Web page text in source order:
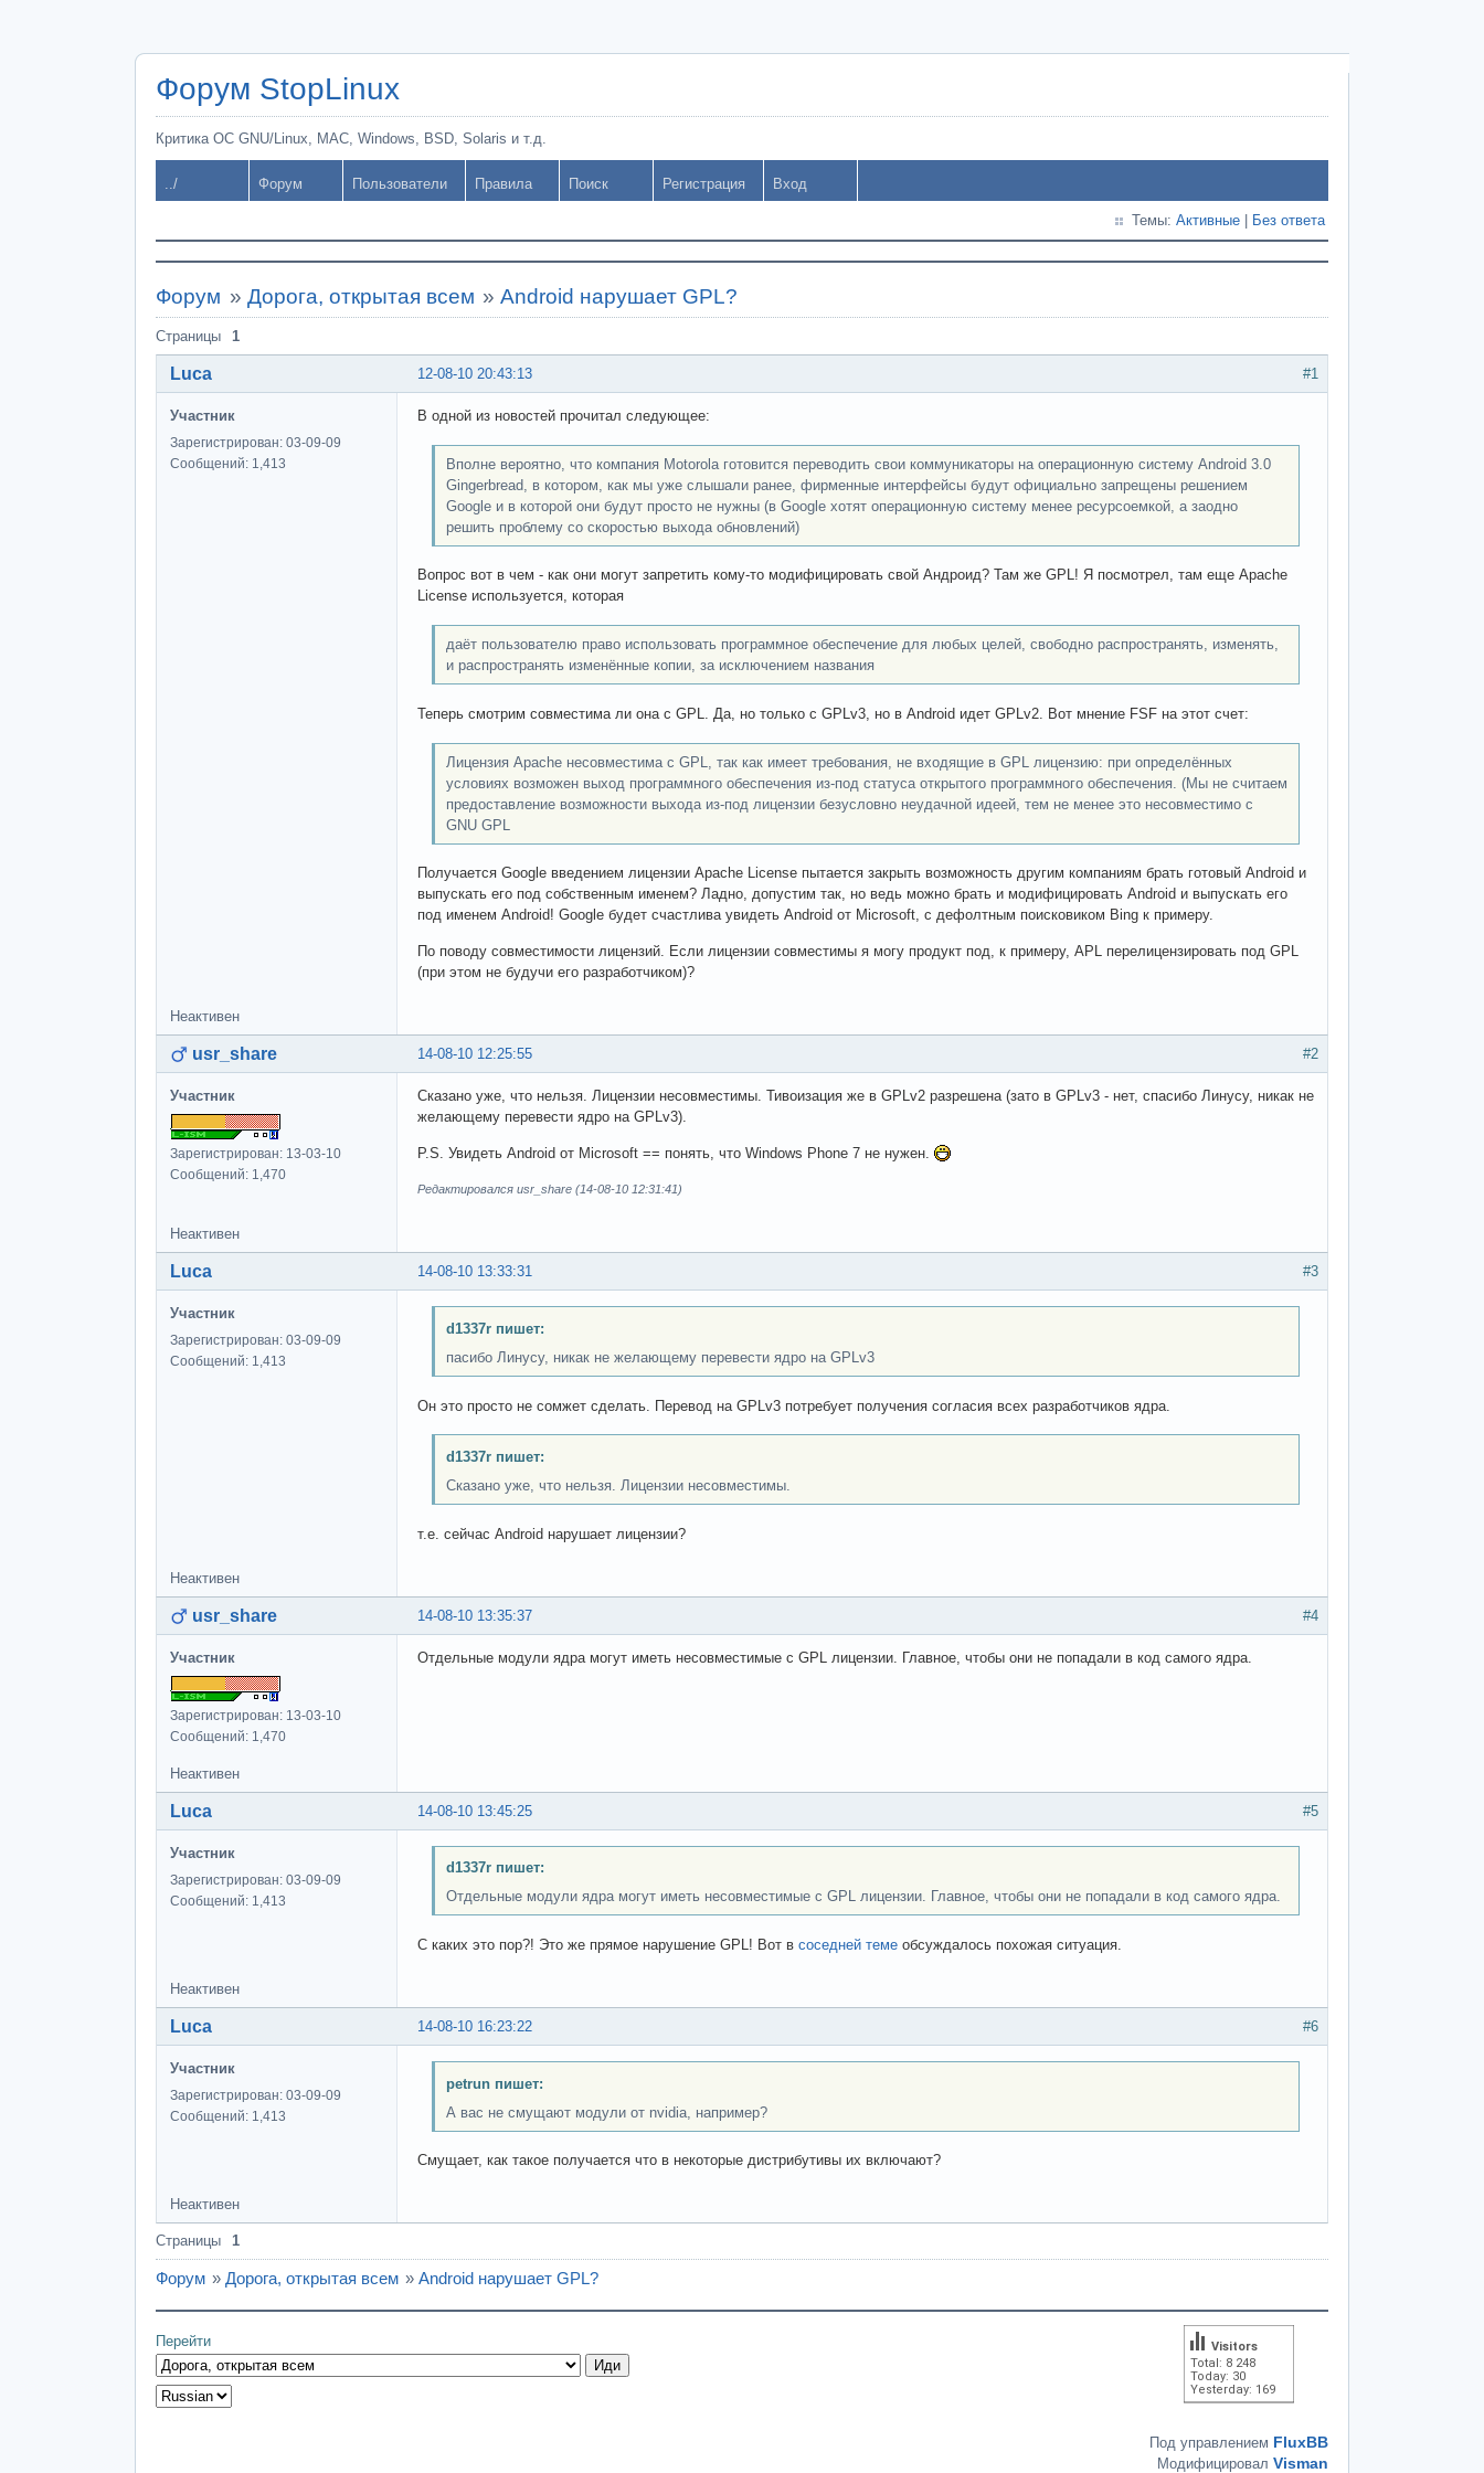
Форум StopLinux
Критика ОС GNU/Linux, MAC, Windows, BSD, Solaris и т.д.
../ Форум Пользователи Правила Поиск Регистрация Вход
Темы: Активные Без ответа
Форум » Дорога, открытая всем »Android нарушает GPL?
Страницы 1
#1
12-08-10 20:43:13
Luca
Участник
Зарегистрирован: 03-09-09
Сообщений: 1,413
В одной из новостей прочитал следующее:
Вполне вероятно, что компания Motorola готовится переводить свои коммуникаторы на операционную систему Android 3.0
Gingerbread, в котором, как мы уже слышали ранее, фирменные интерфейсы будут официально запрещены решением
Google и в которой они будут просто не нужны (в Google хотят операционную систему менее ресурсоемкой, а заодно
решить проблему со скоростью выхода обновлений)
Вопрос вот в чем - как они могут запретить кому-то модифицировать свой Андроид? Там же GPL! Я посмотрел, там еще Apache
License используется, которая
даёт пользователю право использовать программное обеспечение для любых целей, свободно распространять, изменять,
и распространять изменённые копии, за исключением названия
Теперь смотрим совместима ли она с GPL. Да, но только с GPLv3, но в Android идет GPLv2. Вот мнение FSF на этот счет:
Лицензия Apache несовместима с GPL, так как имеет требования, не входящие в GPL лицензию: при определённых
условиях возможен выход программного обеспечения из-под статуса открытого программного обеспечения. (Мы не считаем
предоставление возможности выхода из-под лицензии безусловно неудачной идеей, тем не менее это несовместимо с
GNU GPL
Получается Google введением лицензии Apache License пытается закрыть возможность другим компаниям брать готовый Android и
выпускать его под собственным именем? Ладно, допустим так, но ведь можно брать и модифицировать Android и выпускать его
под именем Android! Google будет счастлива увидеть Android от Microsoft, с дефолтным поисковиком Bing к примеру.
По поводу совместимости лицензий. Если лицензии совместимы я могу продукт под, к примеру, APL перелицензировать под GPL
(при этом не будучи его разработчиком)?
Неактивен
#2
14-08-10 12:25:55
usr_share
Участник
Зарегистрирован: 13-03-10
Сообщений: 1,470
Сказано уже, что нельзя. Лицензии несовместимы. Тивоизация же в GPLv2 разрешена (зато в GPLv3 - нет, спасибо Линусу, никак не
желающему перевести ядро на GPLv3).
P.S. Увидеть Android от Microsoft == понять, что Windows Phone 7 не нужен.
Редактировался usr_share (14-08-10 12:31:41)
Неактивен
#3
14-08-10 13:33:31
Luca
Участник
Зарегистрирован: 03-09-09
Сообщений: 1,413
d1337r пишет:
пасибо Линусу, никак не желающему перевести ядро на GPLv3
Он это просто не сомжет сделать. Перевод на GPLv3 потребует получения согласия всех разработчиков ядра.
d1337r пишет:
Сказано уже, что нельзя. Лицензии несовместимы.
т.е. сейчас Android нарушает лицензии?
Неактивен
#4
14-08-10 13:35:37
usr_share
Участник
Зарегистрирован: 13-03-10
Сообщений: 1,470
Отдельные модули ядра могут иметь несовместимые с GPL лицензии. Главное, чтобы они не попадали в код самого ядра.
Неактивен
#5
14-08-10 13:45:25
Luca
Участник
Зарегистрирован: 03-09-09
Сообщений: 1,413
d1337r пишет:
Отдельные модули ядра могут иметь несовместимые с GPL лицензии. Главное, чтобы они не попадали в код самого ядра.
С каких это пор?! Это же прямое нарушение GPL! Вот в соседней теме обсуждалось похожая ситуация.
Неактивен
#6
14-08-10 16:23:22
Luca
Участник
Зарегистрирован: 03-09-09
Сообщений: 1,413
petrun пишет:
А вас не смущают модули от nvidia, например?
Смущает, как такое получается что в некоторые дистрибутивы их включают?
Неактивен
Страницы 1
Форум » Дорога, открытая всем » Android нарушает GPL?
Перейти
Total: 8 248
Today: 30
Yesterday: 169
Visitors
Под управлением FluxBB
Модифицировал Visman